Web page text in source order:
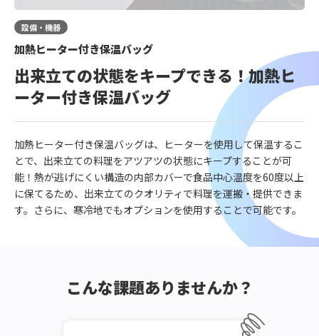
設備・機器
加熱ヒーター付き保温バッグ
出来立ての状態をキープできる！加熱ヒ
ーター付き保温バッグ
加熱ヒーター付き保温バッグは、ヒーターを使用して保温するこ
とで、出来立ての料理をアツアツの状態にキープすることが可
能！熱が逃げにくい構造の内部カバーで食品中心温度を60度以上
に保てるため、出来立てのクオリティで料理を運搬・提供できま
す。さらに、寒冷地でもオプションを使用することで可能です。
こんな課題ありませんか？